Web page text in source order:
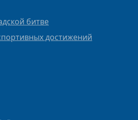
битве
достижений